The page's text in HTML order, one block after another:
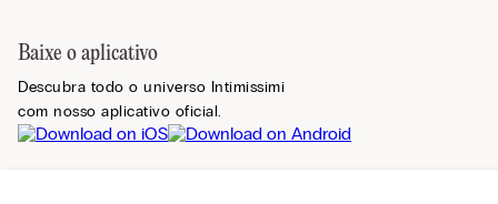
Baixe o aplicativo
Descubra todo o universo Intimissimi
com nosso aplicativo oficial.